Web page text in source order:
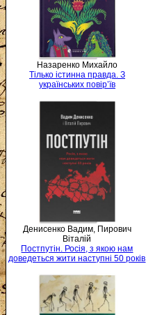
Назаренко Михайло
Тілько істинна правда. З
українських повір’їв
Денисенко Вадим, Пирович
Віталій
Постпутін. Росія, з якою нам
доведеться жити наступні 50 років